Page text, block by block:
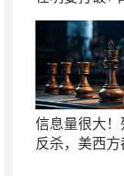
信息量很大！
反杀，美西